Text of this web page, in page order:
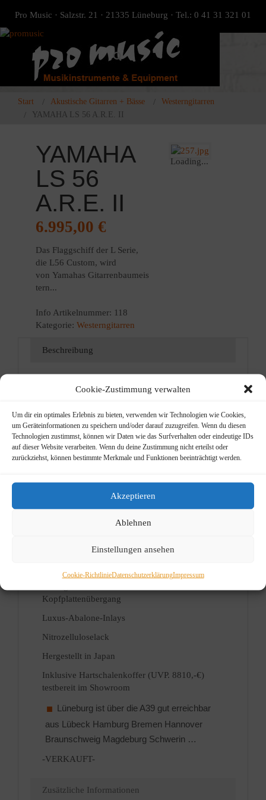
Cookie-Zustimmung verwalten
Um dir ein optimales Erlebnis zu bieten, verwenden wir Technologien wie Cookies,
um Geräteinformationen zu speichern und/oder darauf zuzugreifen. Wenn du diesen
Technologien zustimmst, können wir Daten wie das Surfverhalten oder eindeutige IDs
auf dieser Website verarbeiten. Wenn du deine Zustimmung nicht erteilst oder
zurückziehst, können bestimmte Merkmale und Funktionen beeinträchtigt werden.
Akzeptieren
Ablehnen
Einstellungen ansehen
Cookie-RichtlinieDatenschutzerklärungImpressum
Pro Music · Salzstr. 21 · 21335 Lüneburg · Tel.: 0 41 31 321 01
Start Akustische Gitarren + Bässe
Westerngitarren
YAMAHA LS 56 A.R.E. II
Loading...
YAMAHA
LS 56
A.R.E. II
6.995,00 €
Das Flaggschiff der L Serie,
die L56 Custom, wird
von Yamahas Gitarrenbaumeis
tern...
Info Artikelnummer: 118
Kategorie: Westerngitarren
Beschreibung
Beschreibung
Neben dem Klang, der durch seinen vollen und
warmen akustischen Ton überzeugt, macht auch
das optische Erscheinungsbild mit seinen
liebevollen Details dieses Instrument zu einem
Kleine Korpusform
Kopfplattenübergang
Luxus-Abalone-Inlays
Nitrozelluloselack
Hergestellt in Japan
Inklusive Hartschalenkoffer (UVP. 8810,-€)
testbereit im Showroom
Lüneburg ist über die A39 gut erreichbar
aus Lübeck Hamburg Bremen Hannover
Braunschweig Magdeburg Schwerin …
-VERKAUFT-
Zusätzliche Informationen